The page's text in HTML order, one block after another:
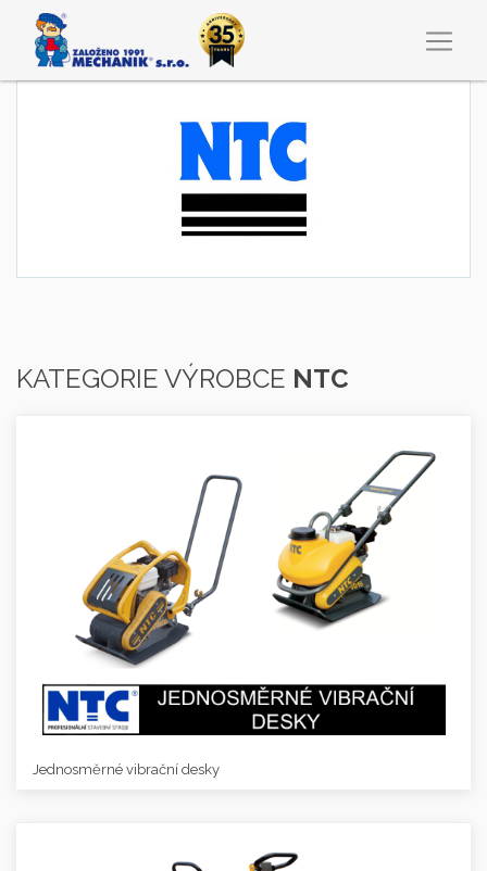
KATEGORIE VÝROBCE NTC
Jednosměrné vibrační desky